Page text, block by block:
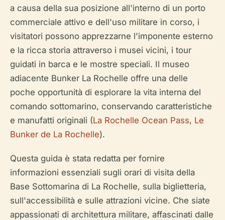
a causa della sua posizione all'interno di un porto
commerciale attivo e dell'uso militare in corso, i
visitatori possono apprezzarne l'imponente esterno
e la ricca storia attraverso i musei vicini, i tour
guidati in barca e le mostre speciali. Il museo
adiacente Bunker La Rochelle offre una delle
poche opportunità di esplorare la vita interna del
comando sottomarino, conservando caratteristiche
e manufatti originali (La Rochelle Ocean Pass, Le
Bunker de La Rochelle).
Questa guida è stata redatta per fornire
informazioni essenziali sugli orari di visita della
Base Sottomarina di La Rochelle, sulla biglietteria,
sull'accessibilità e sulle attrazioni vicine. Che siate
appassionati di architettura militare, affascinati dalle